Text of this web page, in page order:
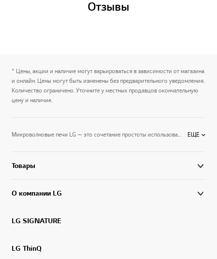
Отзывы
* Цены, акции и наличие могут варьироваться в зависимости от магазина
и онлайн. Цены могут быть изменены без предварительного уведомления.
Количество ограничено. Уточните у местных продавцов окончательную
цену и наличие.
Микроволновые печи LG — это сочетание простоты использования и высокой мощности.Электромагнитные волны в считанные минуты нагревают и размораживают любые продукты, подогревают готовые блюда и помогают готовить оригинальные кулинарные шедевры. Вы можете выбрать компактную микроволновую печь для разморозки и разогрева готовых блюд, или подобрать микроволновку с функциями конвекции и гриля, которая вполне удачно заменяет духовку.Дизайн микроволновых печей на высоте — они хорошо впишутся в интерьер любой кухни, а информативные панели управления помогут быстро выбрать нужный режим готовки.Микроволновые печи LG превращают приготовление пищи в удовольствие и избавляют вас от кухонных хлопот. ЕЩЕ
Товары
О компании LG
LG SIGNATURE
LG ThinQ